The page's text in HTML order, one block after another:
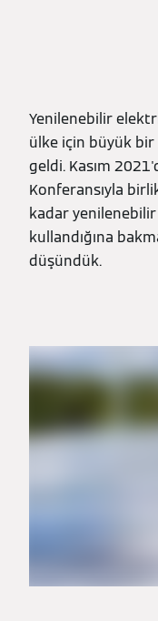
Yenilenebilir
ülke için büyük
geldi. Kasım
Konferansıyla
kadar
kullandığına
düşündük.